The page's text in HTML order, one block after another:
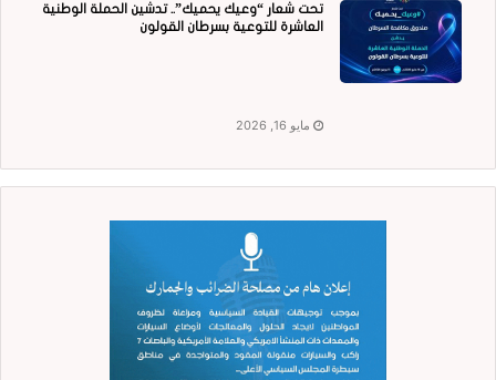
تحت شعار “وعيك يحميك”.. تدشين الحملة الوطنية
العاشرة للتوعية بسرطان القولون
مايو 16, 2026